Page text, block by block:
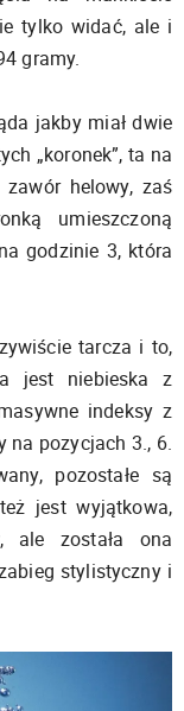
tylko widać, ale i
gramy.
jakby miał dwie
„koronek”, ta na
helowy, zaś
umieszczoną
godzinie 3, która
tarcza i to,
jest niebieska z
indeksy z
na pozycjach 3., 6.
pozostałe są
jest wyjątkowa,
ale została ona
stylistyczny i